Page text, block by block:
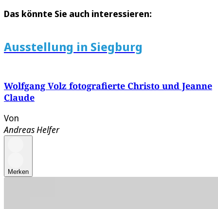
Das könnte Sie auch interessieren:
Ausstellung in Siegburg
Wolfgang Volz fotografierte Christo und Jeanne
Claude
Von
Andreas Helfer
Merken